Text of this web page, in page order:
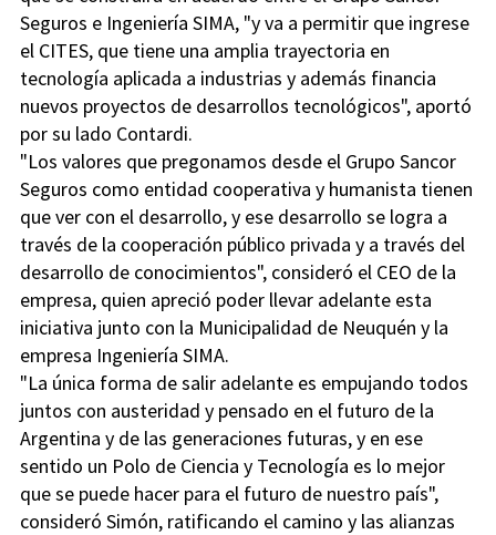
Seguros e Ingeniería SIMA, "y va a permitir que ingrese
el CITES, que tiene una amplia trayectoria en
tecnología aplicada a industrias y además financia
nuevos proyectos de desarrollos tecnológicos", aportó
por su lado Contardi.
"Los valores que pregonamos desde el Grupo Sancor
Seguros como entidad cooperativa y humanista tienen
que ver con el desarrollo, y ese desarrollo se logra a
través de la cooperación público privada y a través del
desarrollo de conocimientos", consideró el CEO de la
empresa, quien apreció poder llevar adelante esta
iniciativa junto con la Municipalidad de Neuquén y la
empresa Ingeniería SIMA.
"La única forma de salir adelante es empujando todos
juntos con austeridad y pensado en el futuro de la
Argentina y de las generaciones futuras, y en ese
sentido un Polo de Ciencia y Tecnología es lo mejor
que se puede hacer para el futuro de nuestro país",
consideró Simón, ratificando el camino y las alianzas